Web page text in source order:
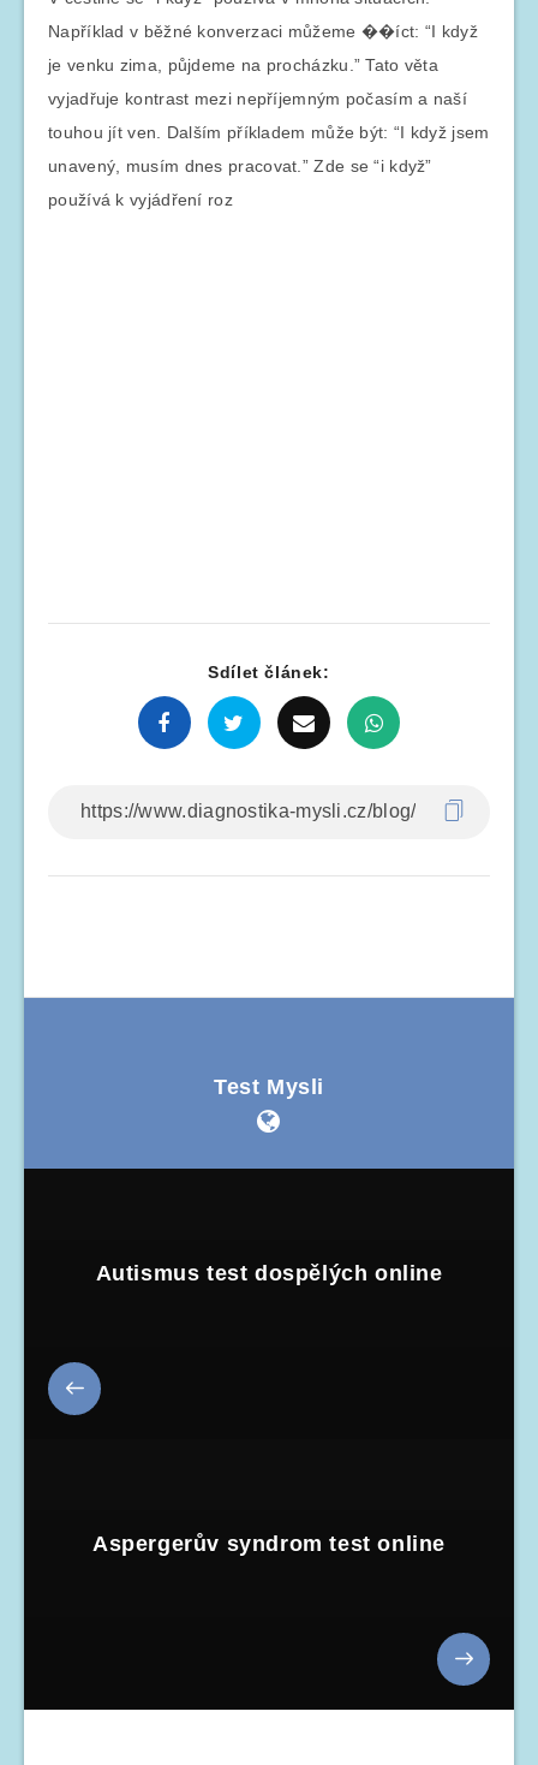
Například v běžné konverzaci můžeme ��íct: “I když
je venku zima, půjdeme na procházku.” Tato věta
vyjadřuje kontrast mezi nepříjemným počasím a naší
touhou jít ven. Dalším příkladem může být: “I když jsem
unavený, musím dnes pracovat.” Zde se “i když”
používá k vyjádření roz
Sdílet článek:
Test Mysli
Autismus test dospělých online
Aspergerův syndrom test online